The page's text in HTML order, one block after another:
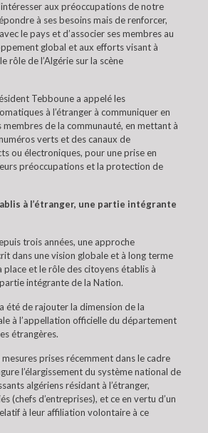
aux préoccupations de notre
à ses besoins mais de renforcer,
le pays et d’associer ses membres au
global et aux efforts visant à
rôle de l’Algérie sur la scène
Tebboune a appelé les
à l’étranger à communiquer en
membres de la communauté, en mettant à
verts et des canaux de
ou électroniques, pour une prise en
préoccupations et la protection de
à l’étranger, une partie intégrante
trois années, une approche
dans une vision globale et à long terme
et le rôle des citoyens établis à
intégrante de la Nation.
été de rajouter la dimension de la
à l’appellation officielle du département
étrangères.
prises récemment dans le cadre
l’élargissement du système national de
algériens résidant à l’étranger,
(chefs d’entreprises), et ce en vertu d’un
à leur affiliation volontaire à ce